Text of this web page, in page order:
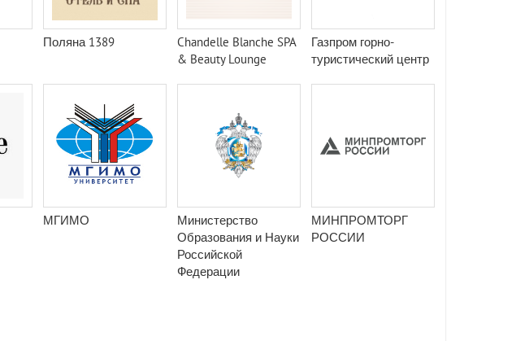
Поляна 1389
Chandelle Blanche SPA
& Beauty Lounge
Газпром горно-
туристический центр
МГИМО
Министерство
Образования и Науки
Российской
Федерации
МИНПРОМТОРГ
РОССИИ